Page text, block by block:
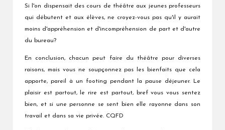
Si l'on dispensait des cours de théâtre aux jeunes professeurs
qui débutent et aux élèves, ne croyez-vous pas qu'il y aurait
moins d'appréhension et d'incompréhension de part et d'autre
du bureau?
En conclusion, chacun peut faire du théâtre pour diverses
raisons, mais vous ne soupçonnez pas les bienfaits que cela
apporte, pareil à un footing pendant la pause déjeuner. Le
plaisir est partout, le rire est partout, bref vous vous sentez
bien, et si une personne se sent bien elle rayonne dans son
travail et dans sa vie privée. CQFD